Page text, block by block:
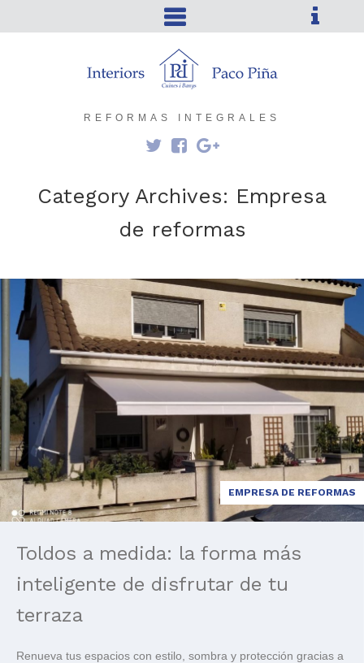
REFORMAS INTEGRALES
Category Archives: Empresa
de reformas
EMPRESA DE REFORMAS
Toldos a medida: la forma más
inteligente de disfrutar de tu
terraza
Renueva tus espacios con estilo, sombra y protección gracias a